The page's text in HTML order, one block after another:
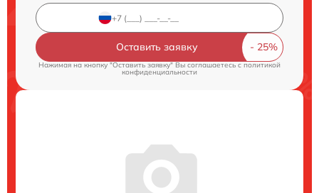
Оставить заявку
Нажимая на кнопку "Оставить заявку" Вы соглашаетесь cполитикой
конфиденциальности